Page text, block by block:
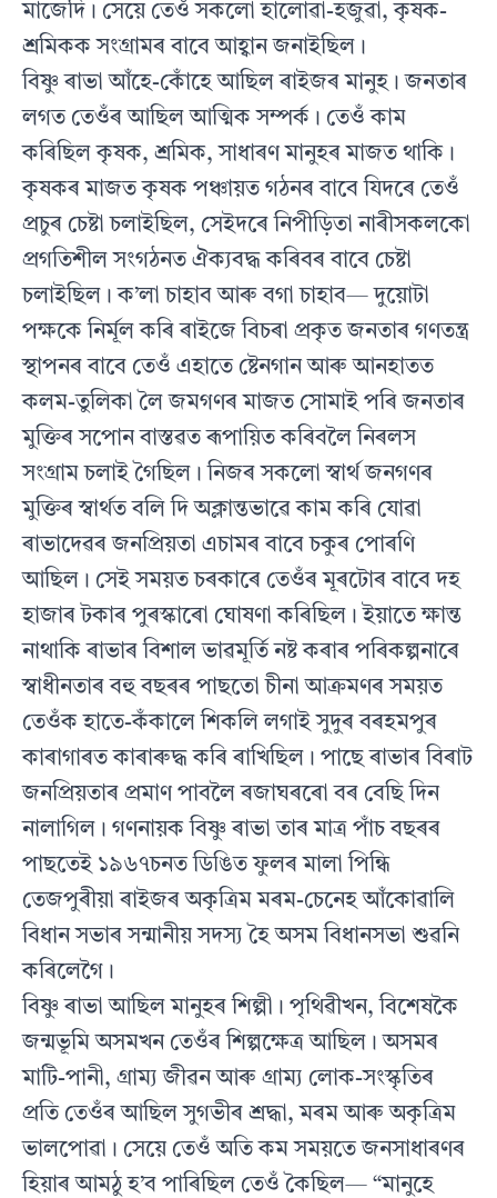
মাজেদি। সেয়ে তেওঁ সকলাে হালােৱা-হজুৱা, কৃষক-
শ্রমিকক সংগ্ৰামৰ বাবে আহ্বান জনাইছিল।
বিষ্ণু ৰাভা আঁহে-কোঁহে আছিল ৰাইজৰ মানুহ। জনতাৰ
লগত তেওঁৰ আছিল আত্মিক সম্পর্ক। তেওঁ কাম
কৰিছিল কৃষক, শ্রমিক, সাধাৰণ মানুহৰ মাজত থাকি।
কৃষকৰ মাজত কৃষক পঞ্চায়ত গঠনৰ বাবে যিদৰে তেওঁ
প্ৰচুৰ চেষ্টা চলাইছিল, সেইদৰে নিপীড়িতা নাৰীসকলকো
প্রগতিশীল সংগঠনত ঐক্যবদ্ধ কৰিবৰ বাবে চেষ্টা
চলাইছিল। ক’লা চাহাব আৰু বগা চাহাব— দুয়ােটা
পক্ষকে নির্মূল কৰি ৰাইজে বিচৰা প্রকৃত জনতাৰ গণতন্ত্র
স্থাপনৰ বাবে তেওঁ এহাতে ষ্টেনগান আৰু আনহাতত
কলম-তুলিকা লৈ জমগণৰ মাজত সােমাই পৰি জনতাৰ
মুক্তিৰ সপােন বাস্তৱত ৰূপায়িত কৰিবলৈ নিৰলস
সংগ্রাম চলাই গৈছিল। নিজৰ সকলাে স্বার্থ জনগণৰ
মুক্তিৰ স্বাৰ্থত বলি দি অক্লান্তভাৱে কাম কৰি যােৱা
ৰাভাদেৱৰ জনপ্রিয়তা এচামৰ বাবে চকুৰ পােৰণি
আছিল। সেই সময়ত চৰকাৰে তেওঁৰ মূৰটোৰ বাবে দহ
হাজাৰ টকাৰ পুৰস্কাৰাে ঘােষণা কৰিছিল। ইয়াতে ক্ষান্ত
নাথাকি ৰাভাৰ বিশাল ভাৱমূর্তি নষ্ট কৰাৰ পৰিকল্পনাৰে
স্বাধীনতাৰ বহু বছৰৰ পাছতাে চীনা আক্ৰমণৰ সময়ত
তেওঁক হাতে-কঁকালে শিকলি লগাই সুদুৰ বৰহমপুৰ
কাৰাগাৰত কাৰাৰুদ্ধ কৰি ৰাখিছিল। পাছে ৰাভাৰ বিৰাট
জনপ্রিয়তাৰ প্রমাণ পাবলৈ ৰজাঘৰৰাে বৰ বেছি দিন
নালাগিল। গণনায়ক বিষ্ণু ৰাভা তাৰ মাত্র পাঁচ বছৰৰ
পাছতেই ১৯৬৭চনত ডিঙিত ফুলৰ মালা পিন্ধি
তেজপুৰীয়া ৰাইজৰ অকৃত্রিম মৰম-চেনেহ আঁকোৱালি
বিধান সভাৰ সন্মানীয় সদস্য হৈ অসম বিধানসভা শুৱনি
কৰিলেগৈ।
বিষ্ণু ৰাভা আছিল মানুহৰ শিল্পী। পৃথিৱীখন, বিশেষকৈ
জন্মভূমি অসমখন তেওঁৰ শিল্পক্ষেত্র আছিল। অসমৰ
মাটি-পানী, গ্রাম্য জীৱন আৰু গ্রাম্য লােক-সংস্কৃতিৰ
প্রতি তেওঁৰ আছিল সুগভীৰ শ্রদ্ধা, মৰম আৰু অকৃত্রিম
ভালপােৱা। সেয়ে তেওঁ অতি কম সময়তে জনসাধাৰণৰ
হিয়াৰ আমঠু হ’ব পাৰিছিল তেওঁ কৈছিল— “মানুহে